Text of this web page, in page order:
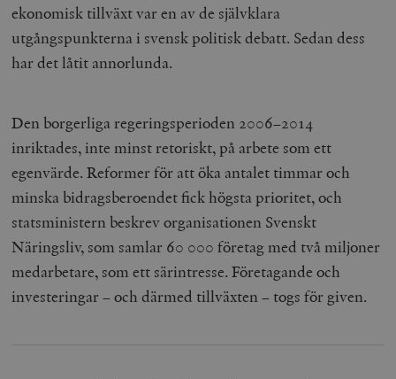
ekonomisk tillväxt var en av de självklara
utgångspunkterna i svensk politisk debatt. Sedan dess
har det låtit annorlunda.
Den borgerliga regeringsperioden 2006–2014
inriktades, inte minst retoriskt, på arbete som ett
egenvärde. Reformer för att öka antalet timmar och
minska bidragsberoendet fick högsta prioritet, och
statsministern beskrev organisationen Svenskt
Näringsliv, som samlar 60 000 företag med två miljoner
medarbetare, som ett särintresse. Företagande och
investeringar – och därmed tillväxten – togs för given.